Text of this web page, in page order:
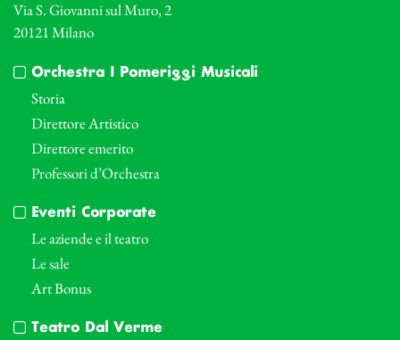
Via S. Giovanni sul Muro, 2
20121 Milano
Orchestra I Pomeriggi Musicali
Storia
Direttore Artistico
Direttore emerito
Professori d’Orchestra
Eventi Corporate
Le aziende e il teatro
Le sale
Art Bonus
Teatro Dal Verme